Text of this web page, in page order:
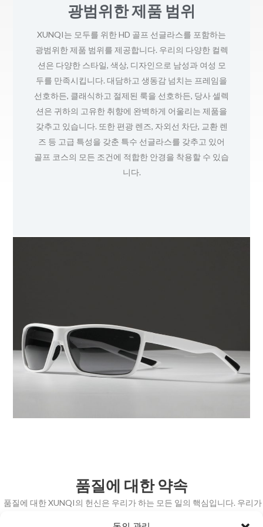
광범위한 제품 범위
XUNQI는 모두를 위한 HD 골프 선글라스를 포함하는
광범위한 제품 범위를 제공합니다. 우리의 다양한 컬렉
션은 다양한 스타일, 색상, 디자인으로 남성과 여성 모
두를 만족시킵니다. 대담하고 생동감 넘치는 프레임을
선호하든, 클래식하고 절제된 룩을 선호하든, 당사 셀렉
션은 귀하의 고유한 취향에 완벽하게 어울리는 제품을
갖추고 있습니다. 또한 편광 렌즈, 자외선 차단, 교환 렌
즈 등 고급 특성을 갖춘 특수 선글라스를 갖추고 있어
골프 코스의 모든 조건에 적합한 안경을 착용할 수 있습
니다.
XUNQI는 OEM/ODM 서비스를 통해 맞춤형 서비스를
제공합니다. 이러한 서비스를 사용하면 HD 골프 선글
라스를 자신만의 디자인, 로고 및 포장으로 개인화하여
브랜드나 개인 스타일에 맞게 고유하게 만들 수 있습니
다. 당사의 최첨단 생산 시설은 고객의 정확한 사양을
충족하는 고품질 제품을 제공할 수 있는 완벽한 시설을
갖추고 있습니다. 이는 내구성, 성능 및 미적 매력을 결
합한 선글라스를 생산할 수 있다는 것을 의미합니다.
품질에 대한 약속
품질에 대한 XUNQI의 헌신은 우리가 하는 모든 일의 핵심입니다. 우리가